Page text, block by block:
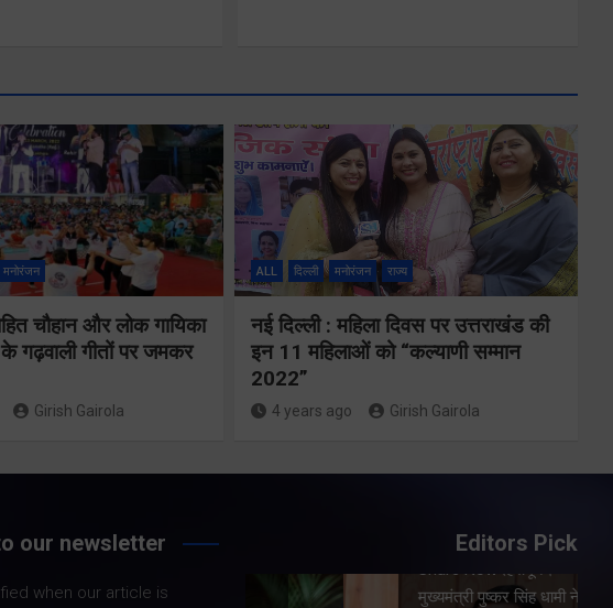
मनोरंजन
चौहान और लोक गायिका
गढ़वाली गीतों पर जमकर
Girish Gairola
ALL दिल्ली मनोरंजन राज्य
नई दिल्ली : महिला दिवस पर उत्तराखंड की
इन 11 महिलाओं को “कल्याणी सम्मान
2022”
4 years ago Girish Gairola
our newsletter
when our article is
Editors Pick
सुरक्षा और
के
समन्वय
सफलतापूर्वक
यात्रा
Now
Nowदेहरादून।
मुख्यमंत्री ने
प्रदान की विभिन्न
विकास योजनाओं
के लिए 1967
करोड़ की वित्तीय
स्वीकृति
Share Nowदेहरादून।
मुख्यमंत्री पुष्कर सिंह धामी ने